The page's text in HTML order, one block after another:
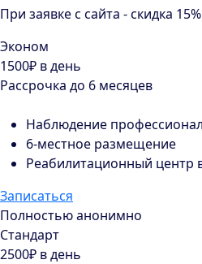
При заявке с сайта - скидка 15%
Эконом
1500₽ в день
Рассрочка до 6 месяцев
Наблюдение
6-местное размещение
Реабилитационный центр
Записаться
Полностью анонимно
Стандарт
2500₽ в день